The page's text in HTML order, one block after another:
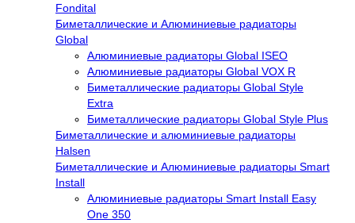
Fondital
Биметаллические и Алюминиевые радиаторы
Global
Алюминиевые радиаторы Global ISEO
Алюминиевые радиаторы Global VOX R
Биметаллические радиаторы Global Style
Extra
Биметаллические радиаторы Global Style Plus
Биметаллические и алюминиевые радиаторы
Halsen
Биметаллические и Алюминиевые радиаторы Smart
Install
Алюминиевые радиаторы Smart Install Easy
One 350